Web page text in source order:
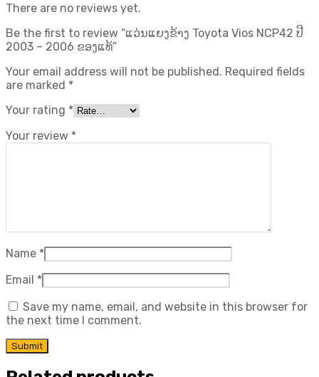
There are no reviews yet.
Be the first to review “ແວ່ນແຍງຂ້າງ Toyota Vios NCP42 ປີ
2003 – 2006 ຂອງແທ້”
Your email address will not be published. Required fields
are marked *
Your rating *
Your review *
Name *
Email *
Save my name, email, and website in this browser for
the next time I comment.